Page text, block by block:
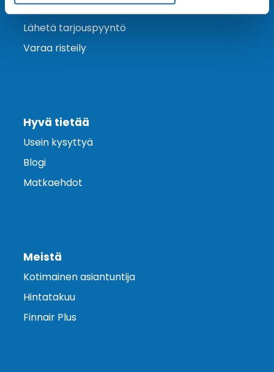
Asiakaspalvelu
Lähetä tarjouspyyntö
Varaa risteily
Hyvä tietää
Usein kysyttyä
Blogi
Matkaehdot
Meistä
Kotimainen asiantuntija
Hintatakuu
Finnair Plus